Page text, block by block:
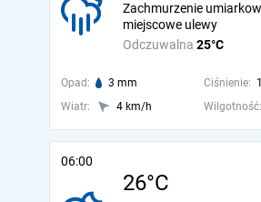
Odczuwalna 25°C
Zachmurzenie
miejscowe ulewy
Opad: 3 mm Ciśnienie:
Wiatr:
4 km/h Wilgotność:
06:00
26°C